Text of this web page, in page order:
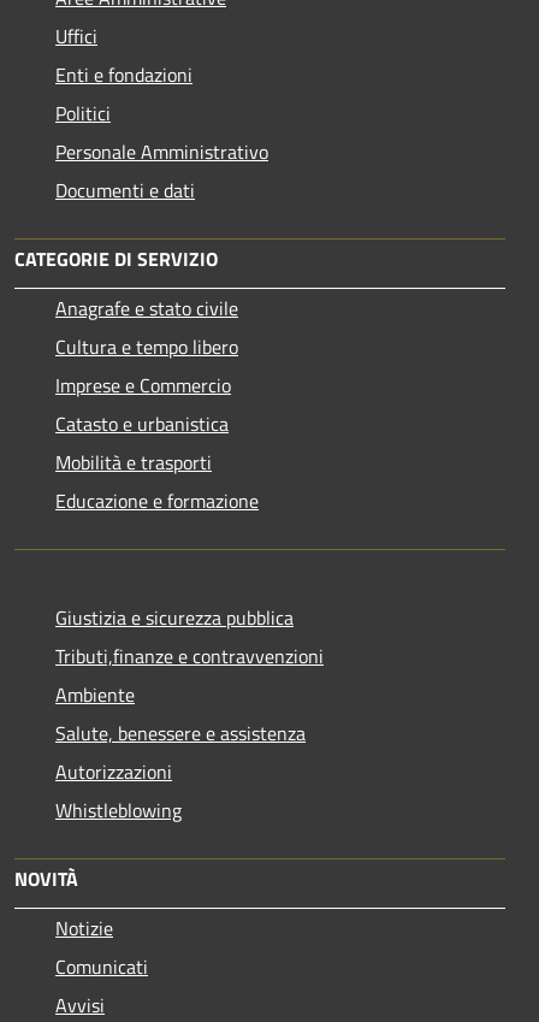
Uffici
Enti e fondazioni
Politici
Personale Amministrativo
Documenti e dati
CATEGORIE DI SERVIZIO
Anagrafe e stato civile
Cultura e tempo libero
Imprese e Commercio
Catasto e urbanistica
Mobilità e trasporti
Educazione e formazione
Giustizia e sicurezza pubblica
Tributi,finanze e contravvenzioni
Ambiente
Salute, benessere e assistenza
Autorizzazioni
Whistleblowing
NOVITÀ
Notizie
Comunicati
Avvisi